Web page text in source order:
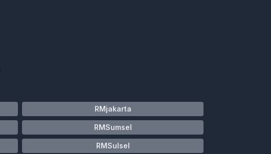
RMjakarta
RMSumsel
RMSulsel